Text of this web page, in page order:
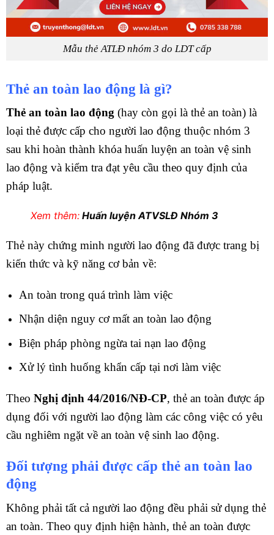
Mẫu thẻ ATLĐ nhóm 3 do LDT cấp
Thẻ an toàn lao động là gì?
Thẻ an toàn lao động(hay còn gọi là thẻ an toàn) là
loại thẻ được cấp cho người lao động thuộc nhóm 3
sau khi hoàn thành khóa huấn luyện an toàn vệ sinh
lao động và kiểm tra đạt yêu cầu theo quy định của
pháp luật.
Xem thêm:Huấn luyện ATVSLĐ Nhóm 3
Thẻ này chứng minh người lao động đã được trang bị
kiến thức và kỹ năng cơ bản về:
An toàn trong quá trình làm việc
Nhận diện nguy cơ mất an toàn lao động
Biện pháp phòng ngừa tai nạn lao động
Xử lý tình huống khẩn cấp tại nơi làm việc
Theo Nghị định 44/2016/NĐ-CP, thẻ an toàn được áp
dụng đối với người lao động làm các công việc có yêu
cầu nghiêm ngặt về an toàn vệ sinh lao động.
Đối tượng phải được cấp thẻ an toàn lao
động
Không phải tất cả người lao động đều phải sử dụng thẻ
an toàn. Theo quy định hiện hành, thẻ an toàn được